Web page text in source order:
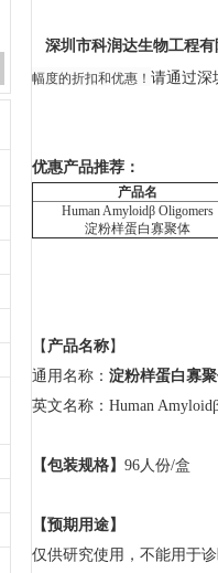
深圳市科润达生物工程
幅度的折扣和优惠！ 请通过深
优惠产品推荐：
产品名
Human Amyloidβ Oligomers
淀粉样蛋白寡聚体
【 产品名称】
通用名称： 淀粉样蛋白寡
英文名称：Human
【包装规格】 96人份/盒
【预期用途】
仅供研究使用，不能用于